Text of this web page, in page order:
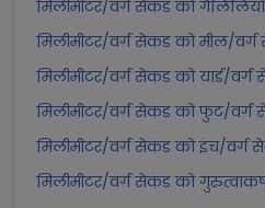
मिलीमीटर/वर्ग सेकंड को
मिलीमीटर/वर्ग सेकंड को मील/
मिलीमीटर/वर्ग सेकंड को यार्ड/
मिलीमीटर/वर्ग सेकंड को फुट/
मिलीमीटर/वर्ग सेकंड को इंच/
मिलीमीटर/वर्ग सेकंड को